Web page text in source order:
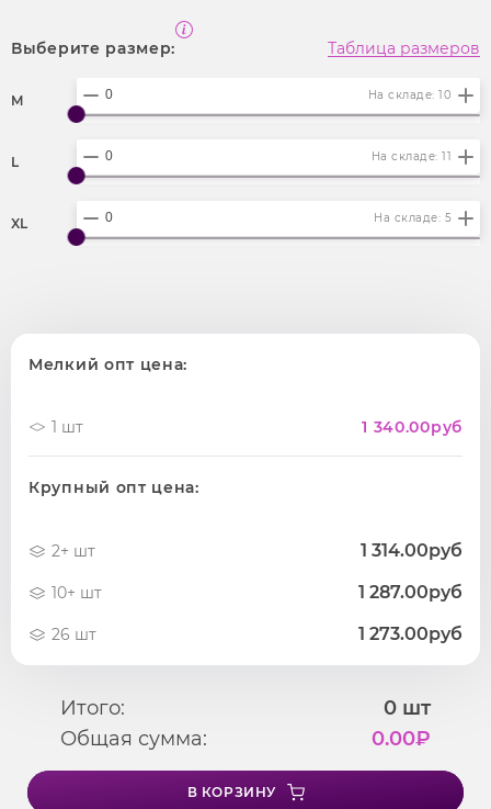
Выберите размер: Таблица размеров
M На складе: 10
L На складе: 11
XL На складе: 5
Мелкий опт цена:
1 шт 1 340.00руб
Крупный опт цена:
2+ шт 1 314.00руб
10+ шт 1 287.00руб
26 шт 1 273.00руб
Итого: 0 шт
Общая сумма:
0.00₽
В КОРЗИНУ